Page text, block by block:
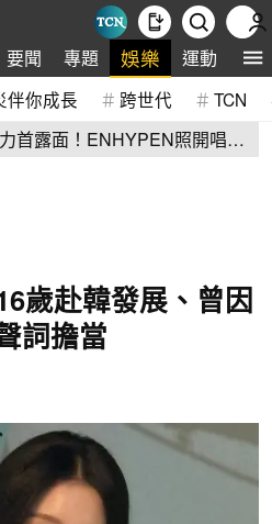
要聞 專題 娛樂 運動 全
伴你成長 跨世代 TCN
首露面！ENHYPEN照開唱
歲赴韓發展、曾因
詞擔當